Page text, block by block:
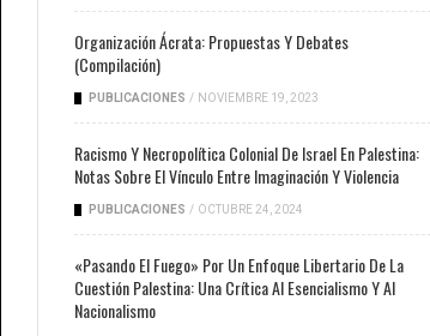
Organización Ácrata: Propuestas Y Debates
(compilación)
PUBLICACIONES / NOVIEMBRE 19, 2023
Racismo Y Necropolítica Colonial De Israel En Palestina:
Notas Sobre El Vínculo Entre Imaginación Y Violencia
PUBLICACIONES / OCTUBRE 24, 2024
«Pasando El Fuego» Por Un Enfoque Libertario De La
Cuestión Palestina: Una Crítica Al Esencialismo Y Al
Nacionalismo